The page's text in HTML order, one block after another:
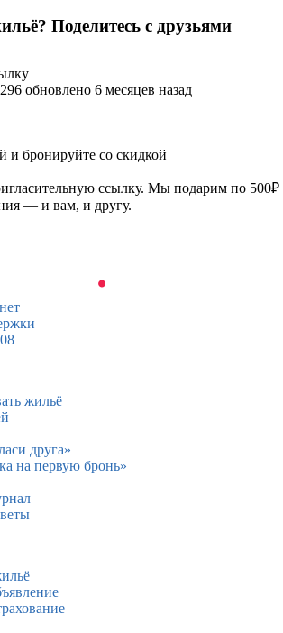
Поделитесь с друзьями
обновлено 6 месяцев назад
и бронируйте со скидкой
ссылку. Мы подарим по 500₽
— и вам, и другу.
жильё
друга»
на первую бронь»